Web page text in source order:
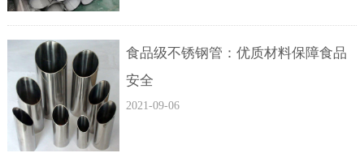
食品级不锈钢管：优质材料保障食品
安全
2021-09-06